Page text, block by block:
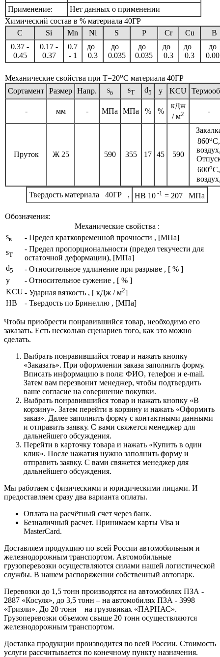
Применение:
Нет данных о применении
Химический состав в % материала 40ГР
C
Si Mn Ni S P Cr Cu
B
0.37 -
0.45
0.17 -
0.37
0.7
- 1
до
0.3
до
0.035
до
0.035
до
0.3
до
0.3
до
Механические свойства при Т=20oС материала 40ГР
Сортамент Размер Напр. sв sT d5 y KCU
- мм - МПа МПа % %
кДж
/ м2 -
Пруток Ж 25 590 355 17 45 590
860oC,
600oC,
Твердость материала 40ГР ,
HB 10 -1 = 207 МПа
Обозначения:
Механические свойства :
sв
- Предел кратковременной прочности , [МПа]
sT
- Предел пропорциональности (предел текучести для
остаточной деформации), [МПа]
d5
- Относительное удлинение при разрыве , [ % ]
y
- Относительное сужение , [ % ]
KCU- Ударная вязкость , [ кДж / м2]
HB
- Твердость по Бринеллю , [МПа]
Чтобы приобрести понравившийся товар, необходимо его
заказать. Есть несколько сценариев того, как это можно
сделать.
Выбрать понравившийся товар и нажать кнопку
«Заказать». При оформлении заказа заполнить форму.
Вписать информацию в поля: ФИО, телефон и e-mail.
Затем вам перезвонит менеджер, чтобы подтвердить
ваше согласие на совершение покупки.
Выбрать понравившийся товар и нажать кнопку «В
корзину». Затем перейти в корзину и нажать «Оформить
заказ». Далее заполнить форму с контактными данными
и отправить заявку. С вами свяжется менеджер для
дальнейшего обсуждения.
Перейти в карточку товара и нажать «Купить в один
клик». После нажатия нужно заполнить форму и
отправить заявку. С вами свяжется менеджер для
дальнейшего обсуждения.
Мы работаем с физическими и юридическими лицами. И
предоставляем сразу два варианта оплаты.
Оплата на расчётный счет через банк.
Безналичный расчет. Принимаем карты Visa и
MasterCard.
Доставляем продукцию по всей России автомобильным и
железнодорожным транспортом. Автомобильные
грузоперевозки осуществляются силами нашей логистической
службы. В нашем распоряжении собственный автопарк.
Перевозки до 1,5 тонн производятся на автомобилях ПЗА -
2887 «Косуля», до 3,5 тонн – на автомобилях ПЗА - 3998
«Гризли». До 20 тонн – на грузовиках «ПАРНАС».
Грузоперевозки объемом свыше 20 тонн осуществляются
железнодорожным транспортом.
Доставка продукции производится по всей России. Стоимость
услуги рассчитывается по конечному пункту назначения.